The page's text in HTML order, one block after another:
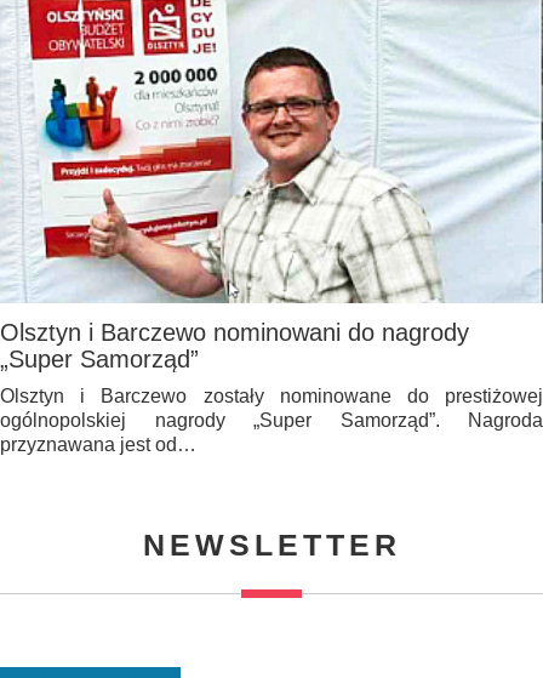
Olsztyn i Barczewo nominowani do nagrody
„Super Samorząd”
Olsztyn i Barczewo zostały nominowane do prestiżowej
ogólnopolskiej nagrody „Super Samorząd”. Nagroda
przyznawana jest od…
NEWSLETTER